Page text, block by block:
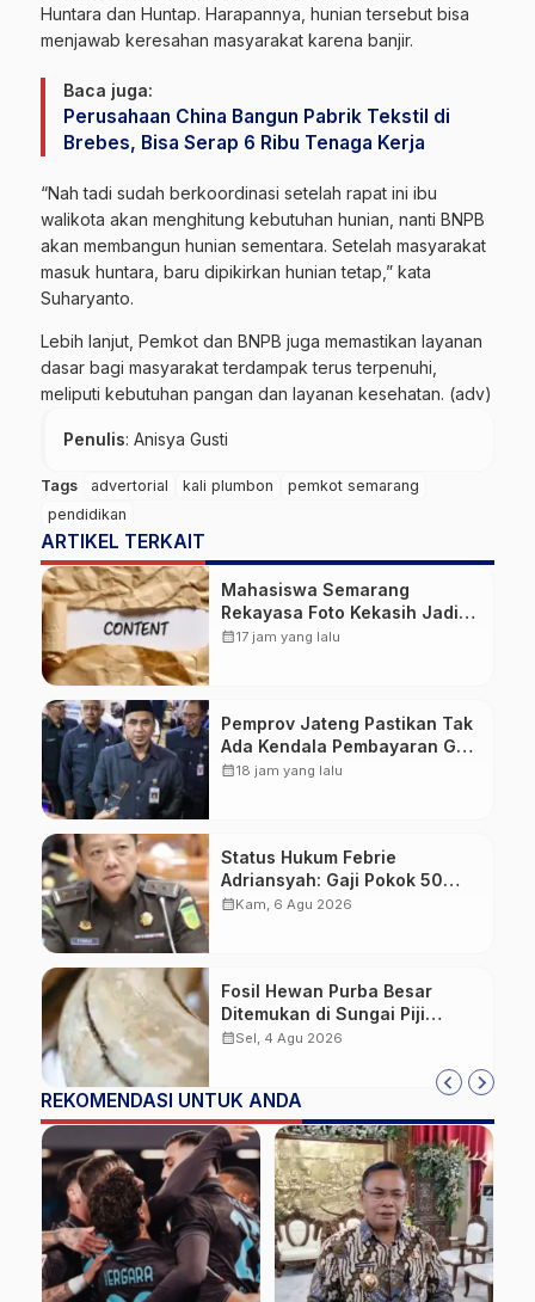
Huntara dan Huntap. Harapannya, hunian tersebut bisa
menjawab keresahan masyarakat karena banjir.
Baca juga:
Perusahaan China Bangun Pabrik Tekstil di
Brebes, Bisa Serap 6 Ribu Tenaga Kerja
“Nah tadi sudah berkoordinasi setelah rapat ini ibu
walikota akan menghitung kebutuhan hunian, nanti BNPB
akan membangun hunian sementara. Setelah masyarakat
masuk huntara, baru dipikirkan hunian tetap,” kata
Suharyanto.
Lebih lanjut, Pemkot dan BNPB juga memastikan layanan
dasar bagi masyarakat terdampak terus terpenuhi,
meliputi kebutuhan pangan dan layanan kesehatan. (adv)
Penulis: Anisya Gusti
Tags advertorial kali plumbon
pemkot semarang
pendidikan
ARTIKEL TERKAIT
Mahasiswa Semarang
Rekayasa Foto Kekasih Jadi
Konten Cabul karena Sakit
calendar_month17 jam yang lalu
Pemprov Jateng Pastikan Tak
Ada Kendala Pembayaran Gaji
ASN di Tengah Pemangkasan
calendar_month18 jam yang lalu
Status Hukum Febrie
Adriansyah: Gaji Pokok 50
Persen Tetap Mengalir,
calendar_monthKam, 6 Agu 2026
Fosil Hewan Purba Besar
Ditemukan di Sungai Piji
Kudus
calendar_monthSel, 4 Agu 2026
REKOMENDASI UNTUK ANDA